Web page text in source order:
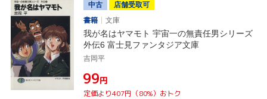
中古
店舗受取可
書籍
文庫
我が名はヤマモト 宇宙一の無責任男シリーズ
外伝6 富士見ファンタジア文庫
吉岡平
¥99円
定価より407円（80%）おトク